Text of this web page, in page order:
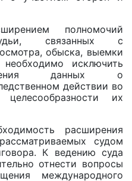
полномочий
связанных с
обыска, выемки
исключить
данных о
действии во
их
расширения
судом
К ведению суда
отнести вопросы
международного